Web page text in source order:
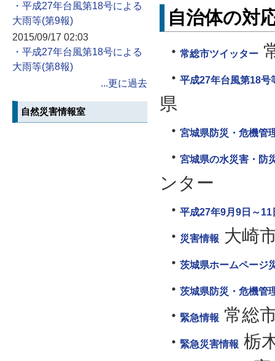
・平成27年台風第18号による
大雨等
2015/09/17 02:03
・平成27年台風第18号による
大雨等
...更に過去
自然災害情報室
自治体の対
常総市ツイッター
平成27年台風第18号
県
宮城県防災・危機管
宮城県の水災害・防
ンター
平成27年9月9日～
災害情報 大崎
茨城県ホームページ
茨城県防災・危機管
緊急情報 常総
緊急災害情報 栃